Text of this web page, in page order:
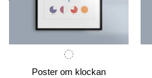
Poster om klockan